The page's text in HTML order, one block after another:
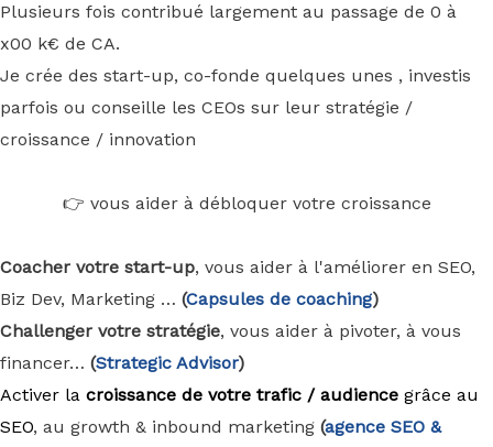
Plusieurs fois contribué largement au passage de 0 à
x00 k€ de CA.
Je crée des start-up, co-fonde quelques unes , investis
parfois ou conseille les CEOs sur leur stratégie /
croissance / innovation
👉 vous aider à débloquer votre croissance
Coacher votre start-up, vous aider à l'améliorer en SEO,
Biz Dev, Marketing … (Capsules de coaching)
Challenger votre stratégie, vous aider à pivoter, à vous
financer… (Strategic Advisor)
Activer la croissance de votre trafic / audience grâce au
SEO, au growth & inbound marketing (agence SEO &